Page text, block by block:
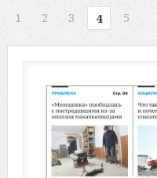
1 2 3 4 5